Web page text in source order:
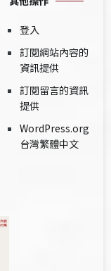
登入
訂閱網站內容的
資訊提供
訂閱留言的資訊
提供
WordPress.org
台灣繁體中文